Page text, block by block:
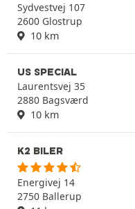
Sydvestvej 107
2600 Glostrup
10 km
US SPECIAL
Laurentsvej 35
2880 Bagsværd
10 km
K2 BILER
Energivej 14
2750 Ballerup